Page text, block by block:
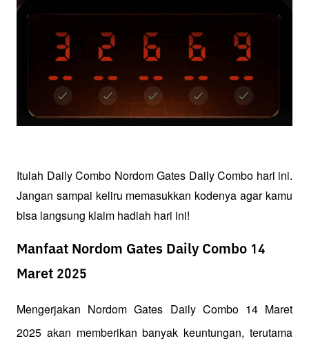
Itulah Daily Combo Nordom Gates Daily Combo hari ini.
Jangan sampai keliru memasukkan kodenya agar kamu
bisa langsung klaim hadiah hari ini!
Manfaat Nordom Gates Daily Combo 14
Maret 2025
Mengerjakan Nordom Gates Daily Combo 14 Maret
2025 akan memberikan banyak keuntungan, terutama